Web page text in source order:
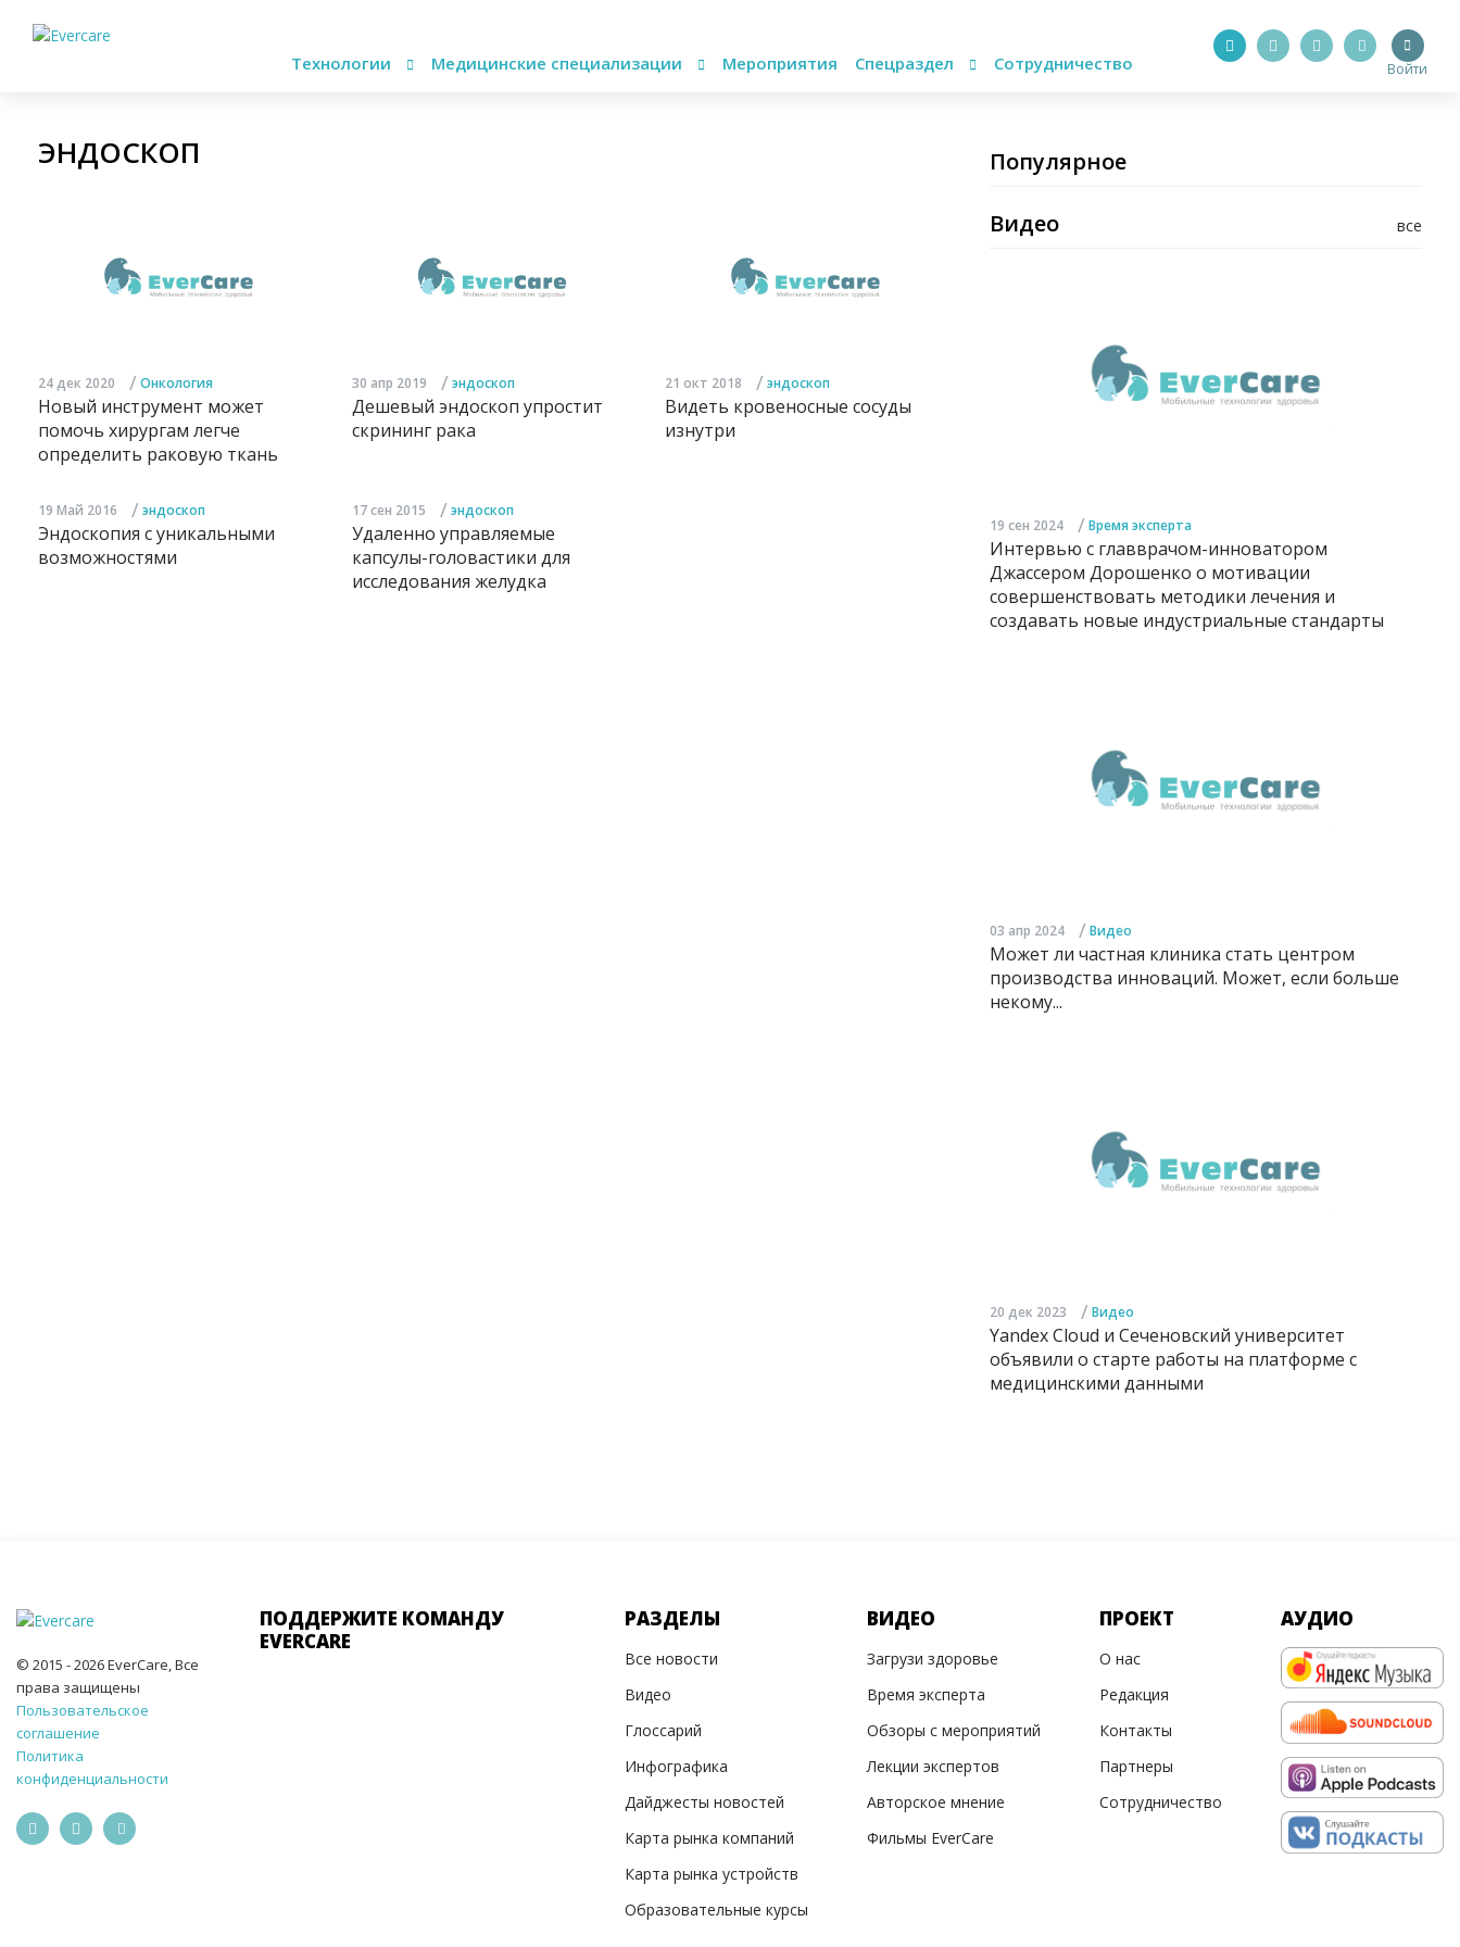
Технологии Медицинские специализации Мероприятия Спецраздел Сотрудничество Войти
ЭНДОСКОП
24 дек 2020 / Онкология
Новый инструмент может
помочь хирургам легче
определить раковую ткань
30 апр 2019 / эндоскоп
Дешевый эндоскоп упростит
скрининг рака
21 окт 2018 / эндоскоп
Видеть кровеносные сосуды
изнутри
19 Май 2016 / эндоскоп
Эндоскопия с уникальными
возможностями
17 сен 2015 / эндоскоп
Удаленно управляемые
капсулы-головастики для
исследования желудка
Популярное
все
Видео
19 сен 2024 / Время эксперта
Интервью с главврачом-инноватором
Джассером Дорошенко о мотивации
совершенствовать методики лечения и
создавать новые индустриальные стандарты
03 апр 2024 / Видео
Может ли частная клиника стать центром
производства инноваций. Может, если больше
некому...
20 дек 2023 / Видео
Yandex Cloud и Сеченовский университет
объявили о старте работы на платформе с
медицинскими данными
© 2015 - 2026 EverCare, Все
права защищены
Пользовательское
соглашение
Политика
конфиденциальности
ПОДДЕРЖИТЕ КОМАНДУ
EVERCARE
РАЗДЕЛЫ
Все новости
Видео
Глоссарий
Инфографика
Дайджесты новостей
Карта рынка компаний
Карта рынка устройств
Образовательные курсы
ВИДЕО
Загрузи здоровье
Время эксперта
Обзоры с мероприятий
Лекции экспертов
Авторское мнение
Фильмы EverCare
ПРОЕКТ
О нас
Редакция
Контакты
Партнеры
Сотрудничество
АУДИО